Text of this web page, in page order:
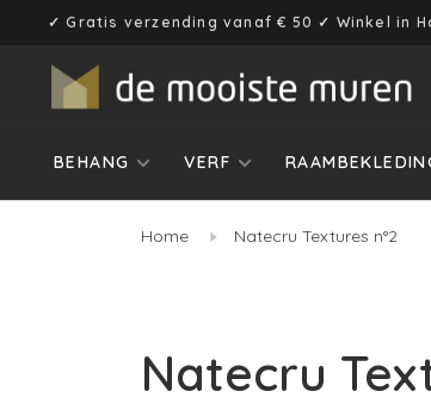
✓ Gratis verzending vanaf € 50 ✓ Winkel in
BEHANG VERF
Home Natecru Textures n°2
Natecru